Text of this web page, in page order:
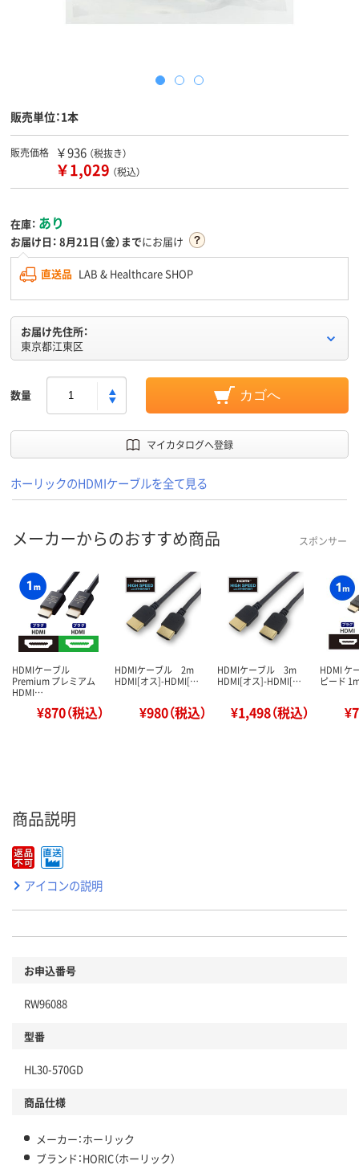
販売単位：1本
販売価格 ￥936 （税抜き）
￥1,029 （税込）
在庫： あり
お届け日： 8月21日（金）までにお届け
直送品 LAB & Healthcare SHOP
お届け先住所：
東京都江東区
数量 カゴへ
マイカタログへ登録
ホーリックのHDMIケーブルを全て見る
メーカーからのおすすめ商品 スポンサー
HDMIケーブル
Premium プレミアム
HDMI…
¥870（税込）
HDMIケーブル 2m
HDMI[オス]-HDMI[…
¥980（税込）
HDMIケーブル 3m
HDMI[オス]-HDMI[…
¥1,498（税込）
HDMI ケ
ピード
商品説明
アイコンの説明
お申込番号
RW96088
型番
HL30-570GD
商品仕様
メーカー：ホーリック
ブランド：HORIC（ホーリック）